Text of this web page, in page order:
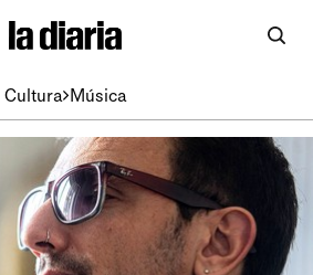
Cultura Música